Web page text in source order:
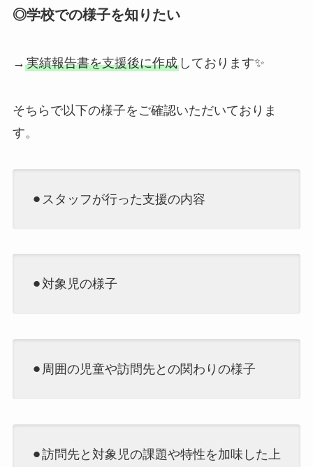
◎学校での様子を知りたい
→ 実績報告書を支援後に作成しております✨
そちらで以下の様子をご確認いただいておりま
す。
⚫︎スタッフが行った支援の内容
⚫︎対象児の様子
⚫︎周囲の児童や訪問先との関わりの様子
⚫︎訪問先と対象児の課題や特性を加味した上